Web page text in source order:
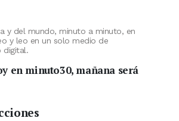
y del mundo, minuto a minuto, en
y leo en un solo medio de
digital.
en minuto30, mañana será